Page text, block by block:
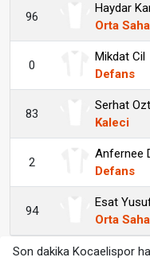
96
Haydar
Orta Saha
0
Mikdat Cil
Defans
83
Serhat
Kaleci
2
Anfernee
Defans
94
Esat
Orta Saha
Son dakika Kocaelispor